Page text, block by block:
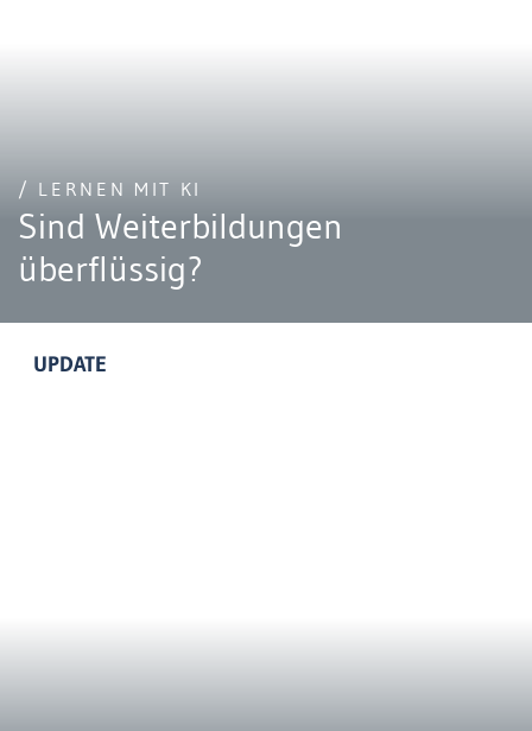
/ LERNEN MIT KI
Sind Weiterbildungen
überflüssig?
UPDATE